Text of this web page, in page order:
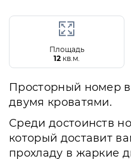
Площадь
12 кв.м.
Просторный номер
двумя кроватями.
Среди достоинств
который доставит
прохладу в жаркие